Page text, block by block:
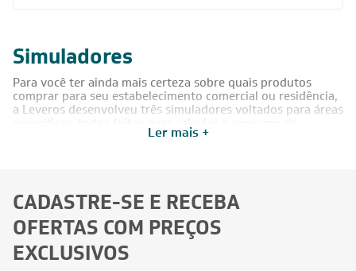
Simuladores
Para você ter ainda mais certeza sobre quais produtos
comprar para seu estabelecimento comercial ou residência,
a Leveros desenvolveu três simuladores voltados para áreas
específicas, todos feitos para calcular o consumo de
potência necessário para os ambientes. Abaixo, listamos
Faça ocálculo de BTUsnecessários para climatizar seu
ambiente.
Simulador de energia solar
Ler mais +
CADASTRE-SE E RECEBA
OFERTAS COM PREÇOS
EXCLUSIVOS